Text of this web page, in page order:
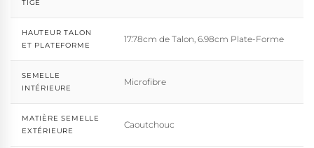
TIGE
HAUTEUR TALON
ET PLATEFORME
17.78cm de Talon, 6.98cm Plate-Forme
SEMELLE
INTÉRIEURE
Microfibre
MATIÈRE SEMELLE
EXTÉRIEURE
Caoutchouc